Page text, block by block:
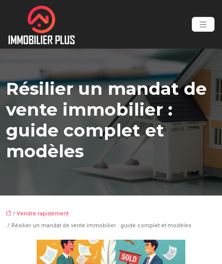
Résilier un mandat de
vente immobilier :
guide complet et
modèles
/ Vendre rapidement
/ Résilier un mandat de vente immobilier : guide complet et modèles